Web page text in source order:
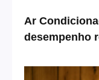
Ar
desempenho